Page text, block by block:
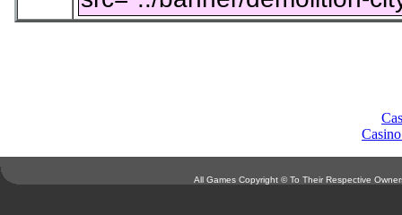
All Games Copyright © To Their Respective